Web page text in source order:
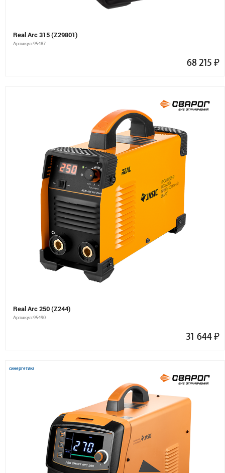
Real Arc 315 (Z29801)
Артикул: 95487
68 215 ₽
Real Arc 250 (Z244)
Артикул: 95490
31 644₽
синергетика